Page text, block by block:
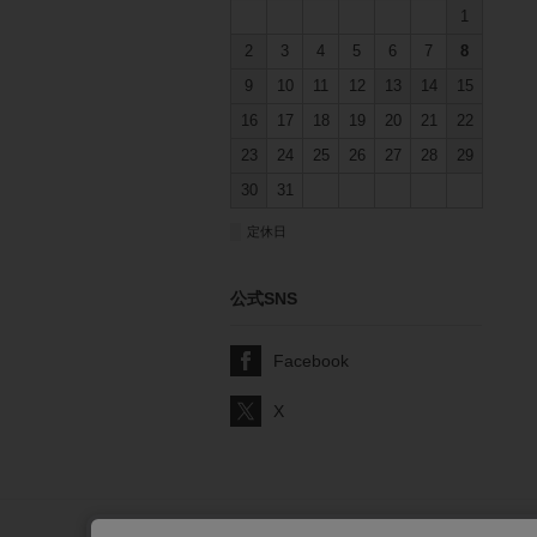
1
2
3 4 5 6 7
8
9
10 11 12 13 14
15
16
17 18 19 20 21
22
23
24 25 26 27 28
29
30
31
定休日
公式SNS
Facebook
X